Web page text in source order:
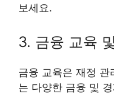
보세요.
3. 금융 교육
금융 교육은 재정 관
는 다양한 금융 및